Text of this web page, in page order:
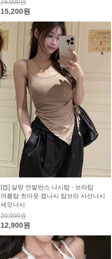
24,000원
15,200원
[캡] 살랑 언발란스 나시탑 - 브라탑
여름탑 컷아웃 캡나시 탑브라 사선나시
세모나시
20,000원
12,900원